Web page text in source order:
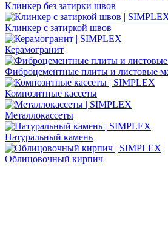
Клинкер без затирки швов
Клинкер с затиркой швов
Керамогранит
Фиброцементные плиты и листовые
Композитные кассеты
Металлокассеты
Натуральный камень
Облицовочный кирпич